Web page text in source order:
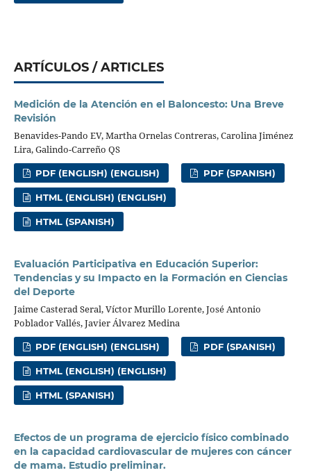
ARTÍCULOS / ARTICLES
Medición de la Atención en el Baloncesto: Una Breve
Revisión
Benavides-Pando EV, Martha Ornelas Contreras, Carolina Jiménez
Lira, Galindo-Carreño QS
PDF (ENGLISH) (ENGLISH) PDF (SPANISH)
HTML (ENGLISH) (ENGLISH)
HTML (SPANISH)
Evaluación Participativa en Educación Superior:
Tendencias y su Impacto en la Formación en Ciencias
del Deporte
Jaime Casterad Seral, Víctor Murillo Lorente, José Antonio
Poblador Vallés, Javier Álvarez Medina
PDF (ENGLISH) (ENGLISH) PDF (SPANISH)
HTML (ENGLISH) (ENGLISH)
HTML (SPANISH)
Efectos de un programa de ejercicio físico combinado
en la capacidad cardiovascular de mujeres con cáncer
de mama. Estudio preliminar.